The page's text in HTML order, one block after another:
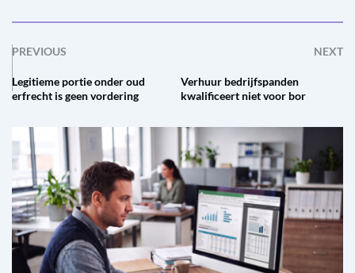
PREVIOUS NEXT
Legitieme portie onder oud
erfrecht is geen vordering
Verhuur bedrijfspanden
kwalificeert niet voor bor